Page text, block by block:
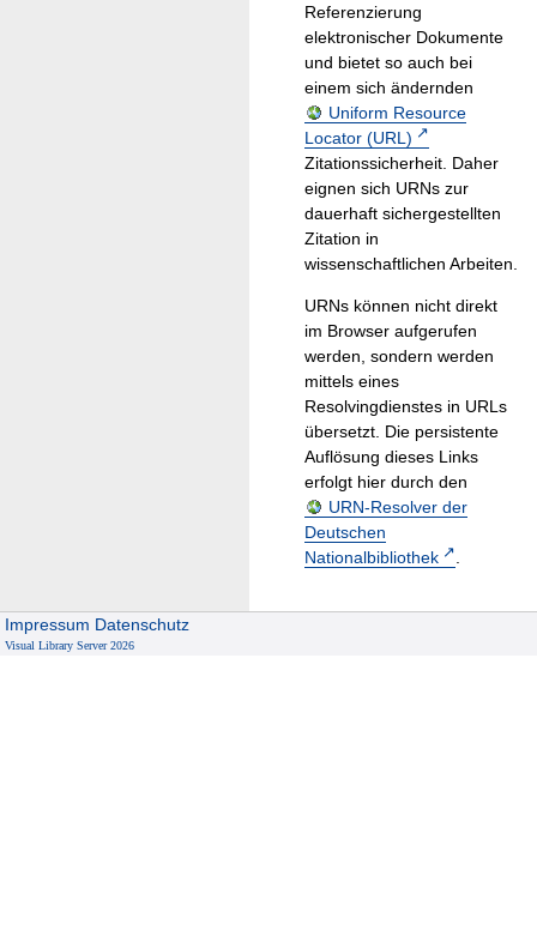
Referenzierung
elektronischer Dokumente
und bietet so auch bei
einem sich ändernden
Uniform Resource
Locator (URL)
Zitationssicherheit. Daher
eignen sich URNs zur
dauerhaft sichergestellten
Zitation in
wissenschaftlichen Arbeiten.
URNs können nicht direkt
im Browser aufgerufen
werden, sondern werden
mittels eines
Resolvingdienstes in URLs
übersetzt. Die persistente
Auflösung dieses Links
erfolgt hier durch den
URN-Resolver der
Deutschen
Nationalbibliothek
.
Impressum Datenschutz
Visual Library Server 2026